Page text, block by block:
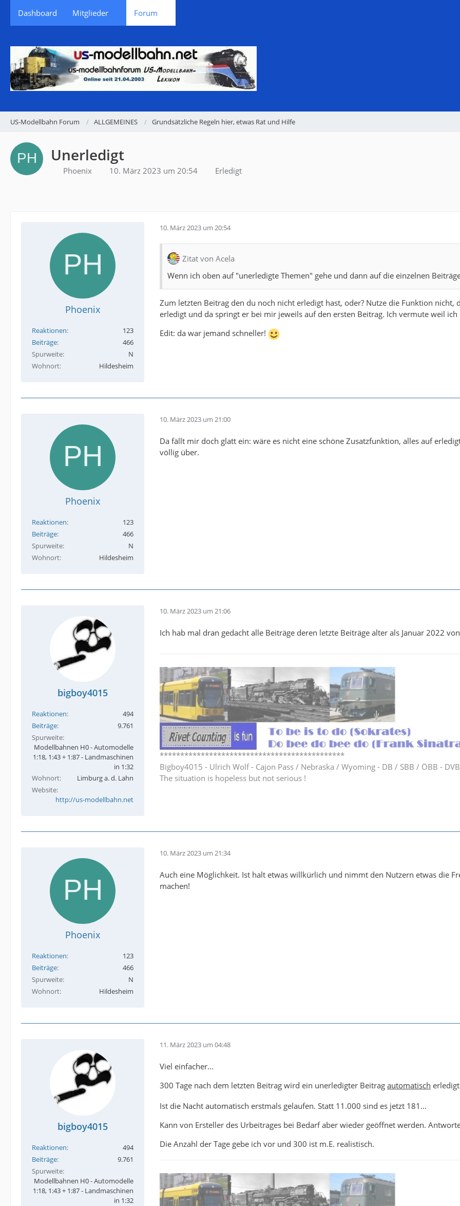
Dashboard Mitglieder Forum
US-Modellbahn Forum ALLGEMEINES Grundsätzliche Regeln hier, etwas Rat und Hilfe
Unerledigt
Phoenix 10. März 2023 um 20:54 Erledigt
Phoenix
Reaktionen
123
Beiträge
466
Spurweite
N
Wohnort
Hildesheim
10. März 2023 um 20:54
Zitat von Acela
Wenn ich oben auf "unerledigte Themen" gehe und dann auf die einzelnen
Zum letzten Beitrag den du noch nicht erledigt hast, oder? Nutze die Funktion
erledigt und da springt er bei mir jeweils auf den ersten Beitrag. Ich vermute weil
Edit: da war jemand schneller!
Phoenix
Reaktionen
123
Beiträge
466
Spurweite
N
Wohnort
Hildesheim
10. März 2023 um 21:00
Da fällt mir doch glatt ein: wäre es nicht eine schöne Zusatzfunktion, alles auf
völlig über.
bigboy4015
Reaktionen
494
Beiträge
9.761
Spurweite
Modellbahnen H0 - Automodelle
1:18, 1:43 + 1:87 - Landmaschinen
in 1:32
Wohnort
Limburg a. d. Lahn
Website
http://us-modellbahn.net
10. März 2023 um 21:06
Ich hab mal dran gedacht alle Beiträge deren letzte Beiträge alter als Januar 2022
*********************************************
Bigboy4015 - Ulrich Wolf - Cajon Pass / Nebraska / Wyoming - DB / SBB / ÖBB -
The situation is hopeless but not serious !
Phoenix
Reaktionen
123
Beiträge
466
Spurweite
N
Wohnort
Hildesheim
10. März 2023 um 21:34
Auch eine Möglichkeit. Ist halt etwas willkürlich und nimmt den Nutzern etwas die
machen!
bigboy4015
Reaktionen
494
Beiträge
9.761
Spurweite
Modellbahnen H0 - Automodelle
1:18, 1:43 + 1:87 - Landmaschinen
in 1:32
11. März 2023 um 04:48
Viel einfacher...
300 Tage nach dem letzten Beitrag wird ein unerledigter Beitrag automatisch
Ist die Nacht automatisch erstmals gelaufen. Statt 11.000 sind es jetzt 181...
Kann von Ersteller des Urbeitrages bei Bedarf aber wieder geöffnet werden.
Die Anzahl der Tage gebe ich vor und 300 ist m.E. realistisch.